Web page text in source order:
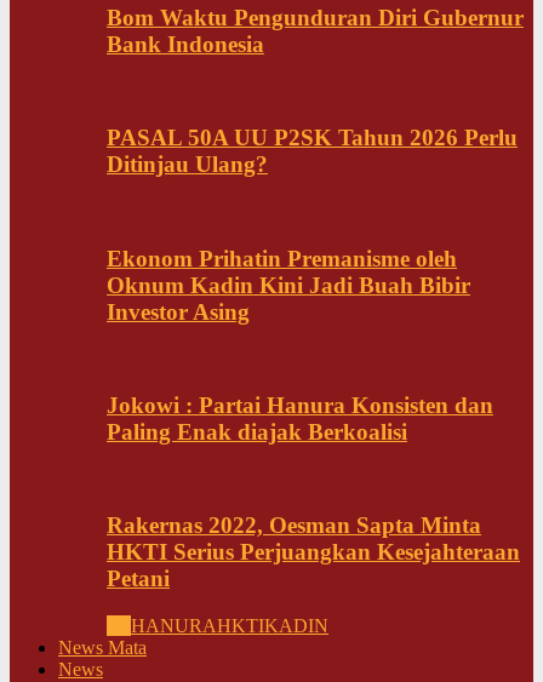
Bom Waktu Pengunduran Diri Gubernur
Bank Indonesia
PASAL 50A UU P2SK Tahun 2026 Perlu
Ditinjau Ulang?
Ekonom Prihatin Premanisme oleh
Oknum Kadin Kini Jadi Buah Bibir
Investor Asing
Jokowi : Partai Hanura Konsisten dan
Paling Enak diajak Berkoalisi
Rakernas 2022, Oesman Sapta Minta
HKTI Serius Perjuangkan Kesejahteraan
Petani
HANURAHKTIKADIN
News Mata
News